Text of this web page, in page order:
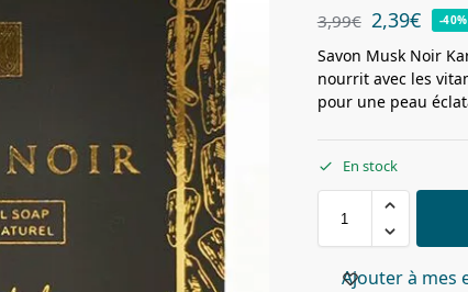
3,99€ 2,39€ -40%
Savon Musk Noir
nourrit avec les
pour une peau
En stock
Ajouter à mes